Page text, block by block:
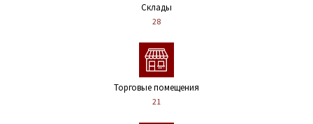
Склады
28
Торговые помещения
21